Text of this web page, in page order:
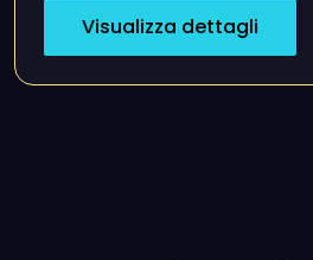
Visualizza dettagli